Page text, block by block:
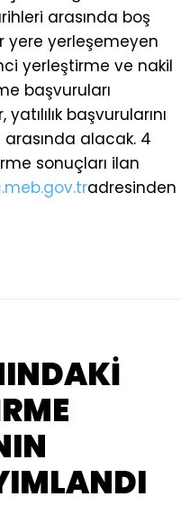
arasında boş
yere yerleşemeyen
yerleştirme ve nakil
başvuruları
başvurularını
arasında alacak. 4
sonuçları ilan
adresinden